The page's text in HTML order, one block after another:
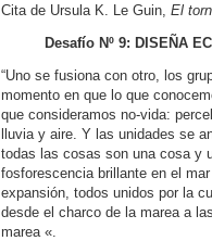
Cita de Ursula K. Le Guin, El
Desafío Nº 9: DISEÑA
“Uno se fusiona con otro, los
momento en que lo que
que consideramos no-vida:
lluvia y aire. Y las unidades se
todas las cosas son una cosa y
fosforescencia brillante en el
expansión, todos unidos por la
desde el charco de la marea a
marea «.